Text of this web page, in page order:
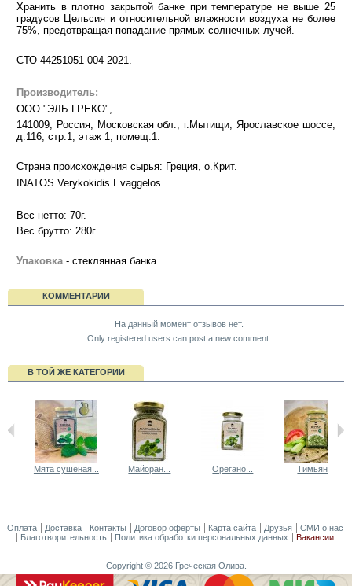
Хранить в плотно закрытой банке при температуре не выше 25
градусов Цельсия и относительной влажности воздуха не более
75%, предотвращая попадание прямых солнечных лучей.
СТО 44251051-004-2021.
Производитель:
ООО "ЭЛЬ ГРЕКО",
141009, Россия, Московская обл., г.Мытищи, Ярославское шоссе,
д.116, стр.1, этаж 1, помещ.1.
Страна происхождения сырья: Греция, о.Крит.
INATOS Verykokidis Evaggelos.
Вес нетто: 70г.
Вес брутто: 280г.
Упаковка- стеклянная банка.
КОММЕНТАРИИ
На данный момент отзывов нет.
Only registered users can post a new comment.
В ТОЙ ЖЕ КАТЕГОРИИ
Мята сушеная... Майоран... Орегано... Тимьян...
Оплата Доставка Контакты Договор оферты Карта сайта Друзья
СМИ о нас
Благотворительность
Политика обработки персональных данных Вакансии
Copyright © 2026 Греческая Олива.